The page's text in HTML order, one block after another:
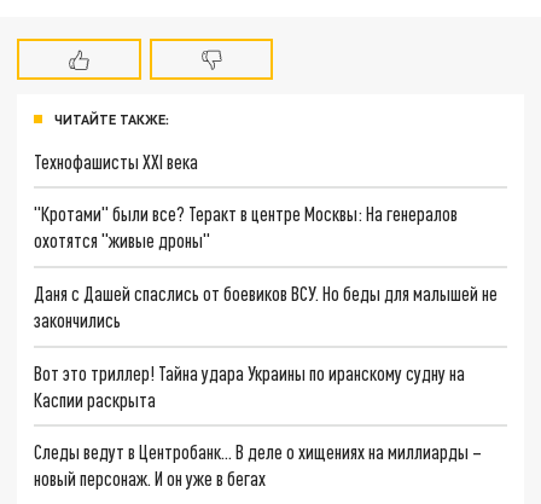
ЧИТАЙТЕ ТАКЖЕ:
Технофашисты XXI века
"Кротами" были все? Теракт в центре Москвы: На генералов
охотятся "живые дроны"
Даня с Дашей спаслись от боевиков ВСУ. Но беды для малышей не
закончились
Вот это триллер! Тайна удара Украины по иранскому судну на
Каспии раскрыта
Следы ведут в Центробанк… В деле о хищениях на миллиарды –
новый персонаж. И он уже в бегах